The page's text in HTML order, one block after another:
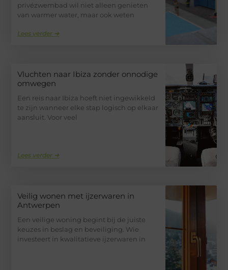
privézwembad wil niet alleen genieten
van warmer water, maar ook weten
Lees verder ➜
Vluchten naar Ibiza zonder onnodige
omwegen
Een reis naar Ibiza hoeft niet ingewikkeld
te zijn wanneer elke stap logisch op elkaar
aansluit. Voor veel
Lees verder ➜
Veilig wonen met ijzerwaren in
Antwerpen
Een veilige woning begint bij de juiste
keuzes in beslag en beveiliging. Wie
investeert in kwalitatieve ijzerwaren in